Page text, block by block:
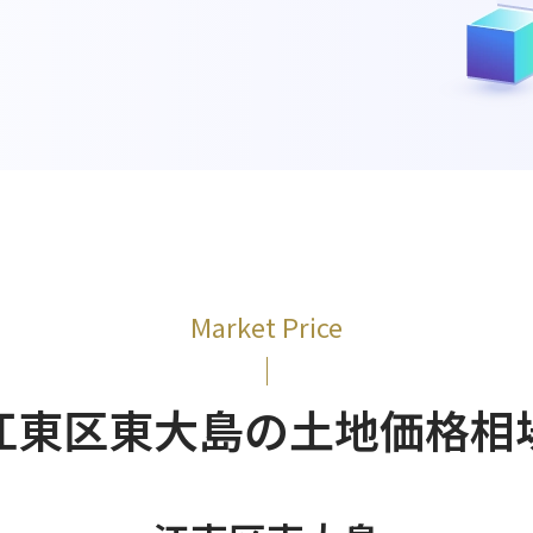
Market Price
東区東大島の土地価格相